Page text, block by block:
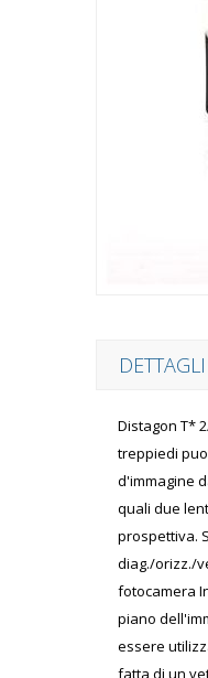
DETTAGLI
Distagon T*
treppiedi
d'immagine
quali due
prospettiva.
diag./orizz./
fotocamera
piano
essere
fatta di un